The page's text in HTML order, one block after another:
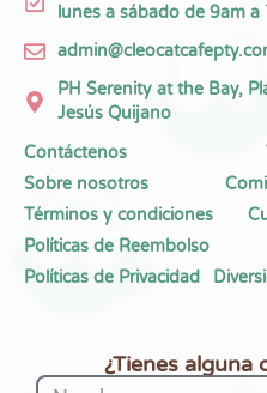
lunes a sábado de 9am a
PH Serenity at the Bay,
Jesús Quijano
Contáctenos
Sobre nosotros
Términos y condiciones
Políticas de Reembolso
Políticas de Privacidad
¿Tienes alguna